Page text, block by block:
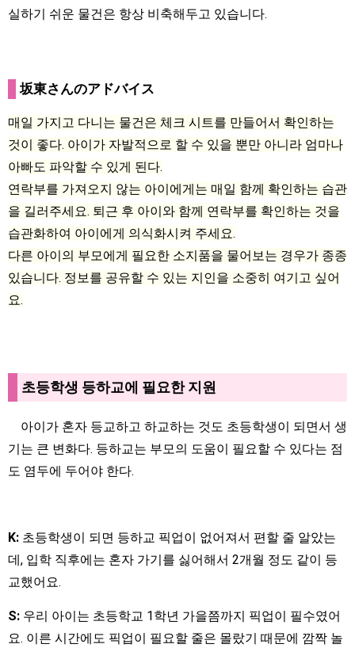
실하기 쉬운 물건은 항상 비축해두고 있습니다.
坂東さんのアドバイス
매일 가지고 다니는 물건은 체크 시트를 만들어서 확인하는
것이 좋다. 아이가 자발적으로 할 수 있을 뿐만 아니라 엄마나
아빠도 파악할 수 있게 된다.
연락부를 가져오지 않는 아이에게는 매일 함께 확인하는 습관
을 길러주세요. 퇴근 후 아이와 함께 연락부를 확인하는 것을
습관화하여 아이에게 의식화시켜 주세요.
다른 아이의 부모에게 필요한 소지품을 물어보는 경우가 종종
있습니다. 정보를 공유할 수 있는 지인을 소중히 여기고 싶어
요.
초등학생 등하교에 필요한 지원
아이가 혼자 등교하고 하교하는 것도 초등학생이 되면서 생
기는 큰 변화다. 등하교는 부모의 도움이 필요할 수 있다는 점
도 염두에 두어야 한다.
K: 초등학생이 되면 등하교 픽업이 없어져서 편할 줄 알았는
데, 입학 직후에는 혼자 가기를 싫어해서 2개월 정도 같이 등
교했어요.
S: 우리 아이는 초등학교 1학년 가을쯤까지 픽업이 필수였어
요. 이른 시간에도 픽업이 필요할 줄은 몰랐기 때문에 깜짝 놀